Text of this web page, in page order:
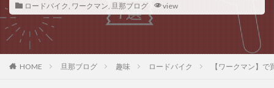
ロードバイク, ワークマン, 旦那ブログ view
HOME 旦那ブログ 趣味 ロードバイク 【ワークマン】